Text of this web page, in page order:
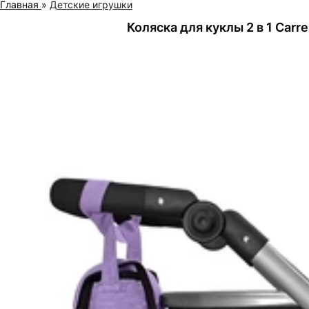
Главная » Детские игрушки
Коляска для куклы 2 в 1